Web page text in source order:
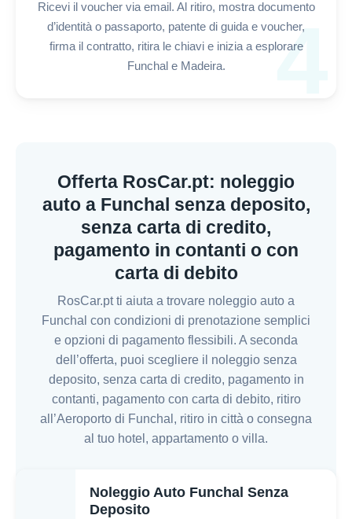
4
Ricevi il voucher via email. Al ritiro, mostra documento
d’identità o passaporto, patente di guida e voucher,
firma il contratto, ritira le chiavi e inizia a esplorare
Funchal e Madeira.
Offerta RosCar.pt: noleggio
auto a Funchal senza deposito,
senza carta di credito,
pagamento in contanti o con
carta di debito
RosCar.pt ti aiuta a trovare noleggio auto a
Funchal con condizioni di prenotazione semplici
e opzioni di pagamento flessibili. A seconda
dell’offerta, puoi scegliere il noleggio senza
deposito, senza carta di credito, pagamento in
contanti, pagamento con carta di debito, ritiro
all’Aeroporto di Funchal, ritiro in città o consegna
al tuo hotel, appartamento o villa.
Noleggio Auto Funchal Senza
Deposito